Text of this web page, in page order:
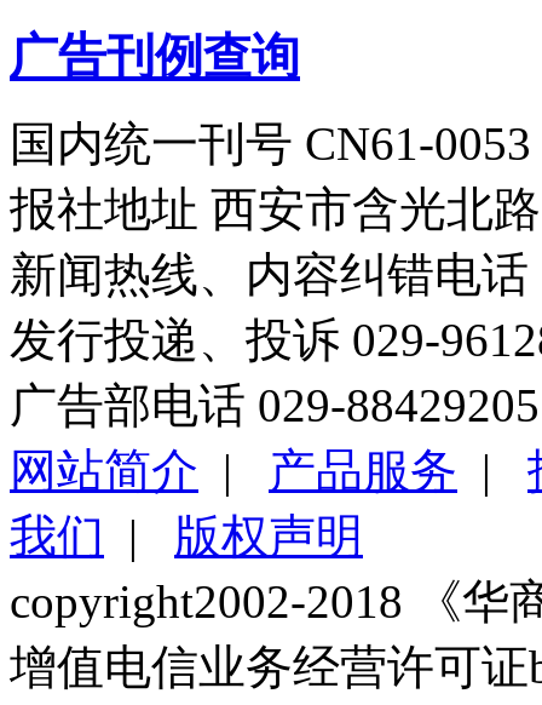
广告刊例查询
国内统一刊号 CN61-0053
报社地址 西安市含光北
新闻热线、内容纠错电话
发行投递、投诉 029-
广告部电话 029-88429205
网站简介 | 产品服务 |
我们 | 版权声明
copyright2002-2018 《华
增值电信业务经营许可证